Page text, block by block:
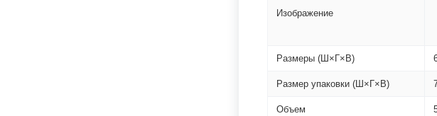
Изображение
Размеры (Ш×Г×В)
Размер упаковки (Ш×Г×В)
Объем